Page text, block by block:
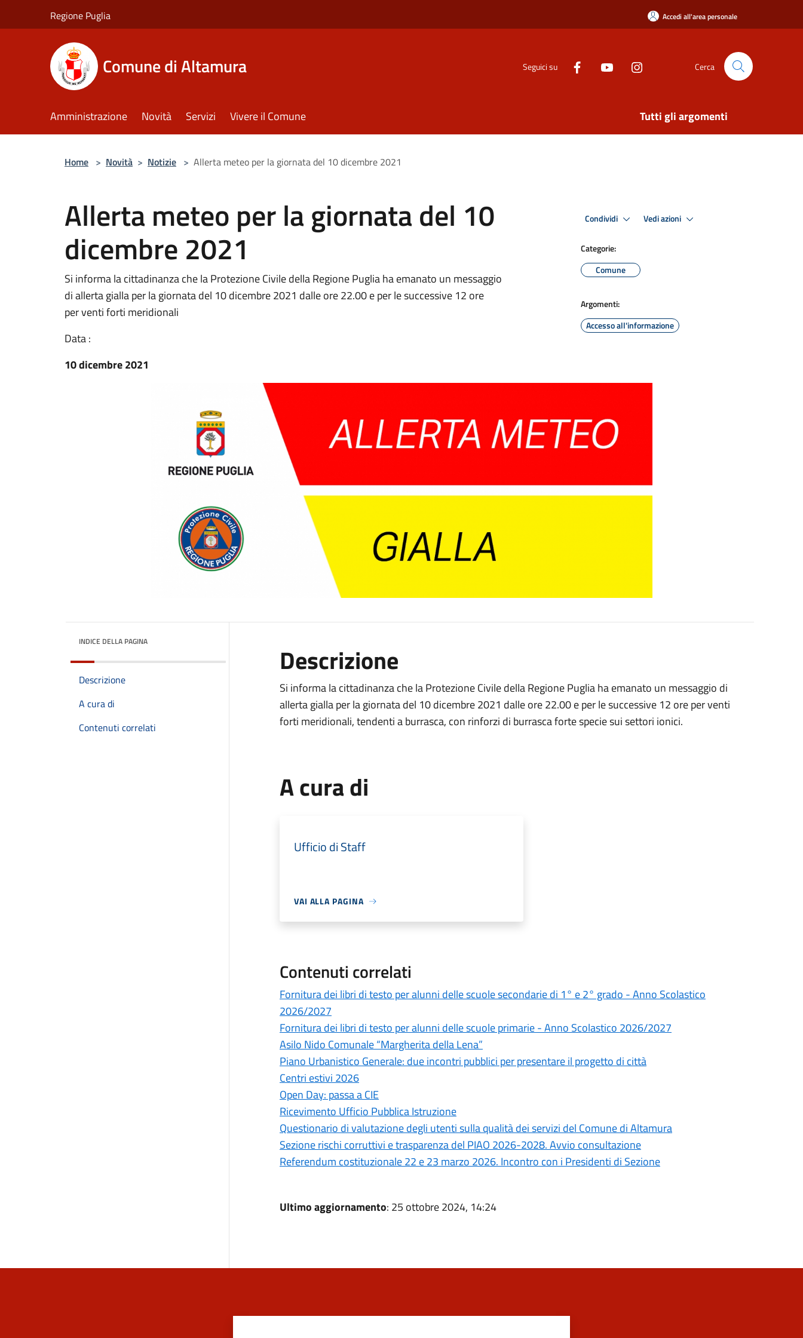
Regione Puglia Accedi all'area personale
Comune di Altamura Seguici su Cerca
Amministrazione Novità Servizi Vivere il Comune Tutti gli argomenti
Home > Novità > Notizie > Allerta meteo per la giornata del 10 dicembre 2021
Allerta meteo per la giornata del 10
dicembre 2021
Si informa la cittadinanza che la Protezione Civile della Regione Puglia ha emanato un messaggio
di allerta gialla per la giornata del 10 dicembre 2021 dalle ore 22.00 e per le successive 12 ore
per venti forti meridionali
Data :
10 dicembre 2021
Condividi Vedi azioni
Categorie:
Comune
Argomenti:
Accesso all'informazione
INDICE DELLA PAGINA
Descrizione
A cura di
Contenuti correlati
Descrizione
Si informa la cittadinanza che la Protezione Civile della Regione Puglia ha emanato un messaggio di
allerta gialla per la giornata del 10 dicembre 2021 dalle ore 22.00 e per le successive 12 ore perventi
forti meridionali, tendenti a burrasca, con rinforzi di burrasca forte specie sui settori ionici.
A cura di
Ufficio di Staff
VAI ALLA PAGINA
Contenuti correlati
Fornitura dei libri di testo per alunni delle scuole secondarie di 1° e 2° grado - Anno Scolastico
2026/2027
Fornitura dei libri di testo per alunni delle scuole primarie - Anno Scolastico 2026/2027
Asilo Nido Comunale “Margherita della Lena”
Piano Urbanistico Generale: due incontri pubblici per presentare il progetto di città
Centri estivi 2026
Open Day: passa a CIE
Ricevimento Ufficio Pubblica Istruzione
Questionario di valutazione degli utenti sulla qualità dei servizi del Comune di Altamura
Sezione rischi corruttivi e trasparenza del PIAO 2026-2028. Avvio consultazione
Referendum costituzionale 22 e 23 marzo 2026. Incontro con i Presidenti di Sezione
Ultimo aggiornamento: 25 ottobre 2024, 14:24